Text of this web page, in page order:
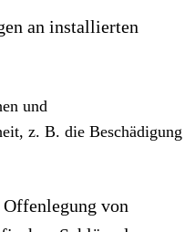
an installierten
und
z. B. die Beschädigung
von